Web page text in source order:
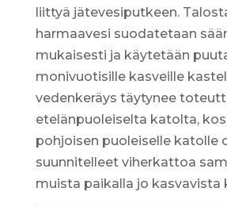
liittyä jätevesiputkeen.
harmaavesi suodatetaan
mukaisesti ja käytetään
monivuotisille kasveille
vedenkeräys täytynee
etelänpuoleiselta katolta,
pohjoisen puoleiselle katolle
suunnitelleet viherkattoa
muista paikalla jo kasvavista